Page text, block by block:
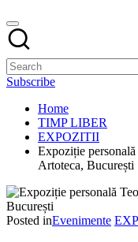
Subscribe
Home
TIMP LIBER
EXPOZITII
Expoziție
Artoteca, București
Posted inEvenimente